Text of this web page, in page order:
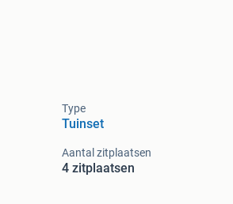
Type
Tuinset
Aantal zitplaatsen
4 zitplaatsen